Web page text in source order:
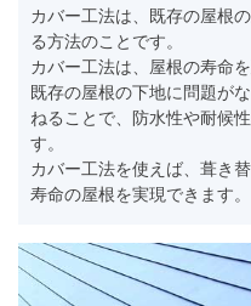
カバー工法は、既存の屋根
る方法のことです。
カバー工法は、屋根の寿命
既存の屋根の下地に問題が
ねることで、防水性や耐候
す。
カバー工法を使えば、葺き
寿命の屋根を実現できます。